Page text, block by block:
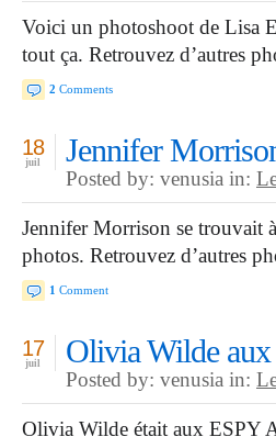
Voici un photoshoot de Lisa
tout ça. Retrouvez d’autres
2 Comments
Jennifer
18
juil
Posted by: venusia in:
Jennifer Morrison se trouvait
photos. Retrouvez d’autres
1 Comment
Olivia Wilde
17
juil
Posted by: venusia in:
Olivia Wilde était aux ESPY